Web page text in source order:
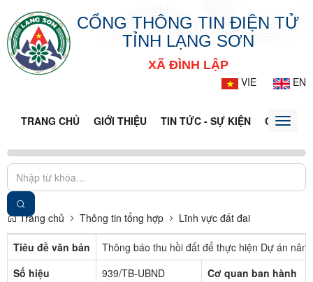
CỔNG THÔNG TIN ĐIỆN TỬ
TỈNH LẠNG SƠN
XÃ ĐÌNH LẬP
VIE
EN
TRANG CHỦ GIỚI THIỆU TIN TỨC - SỰ KIỆN CỔNGToggle
Trang chủ Thông tin tổng hợp Lĩnh vực đất đai
Tiêu đề văn bản
Thông báo thu hồi đất để thực hiện Dự án
Số hiệu
939/TB-UBND
Cơ quan ban hành